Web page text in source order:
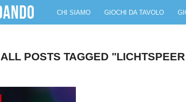
CHI SIAMO GIOCHI DA TAVOLO
ALL POSTS TAGGED